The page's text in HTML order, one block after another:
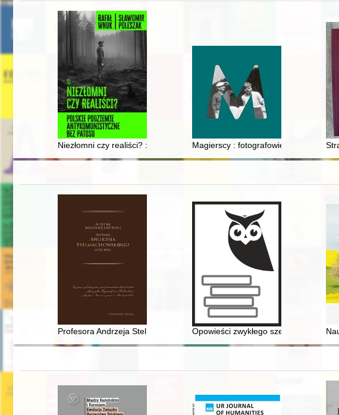
Niezłomni czy realiści? : polskie podziemie antykomunistyczne bez patosu
Magierscy : fotografowie z Lublina :
Profesora Andrzeja Stelmachowskiego koncepcja prawa cywilnego
Opowieści zwykłego szeregowca